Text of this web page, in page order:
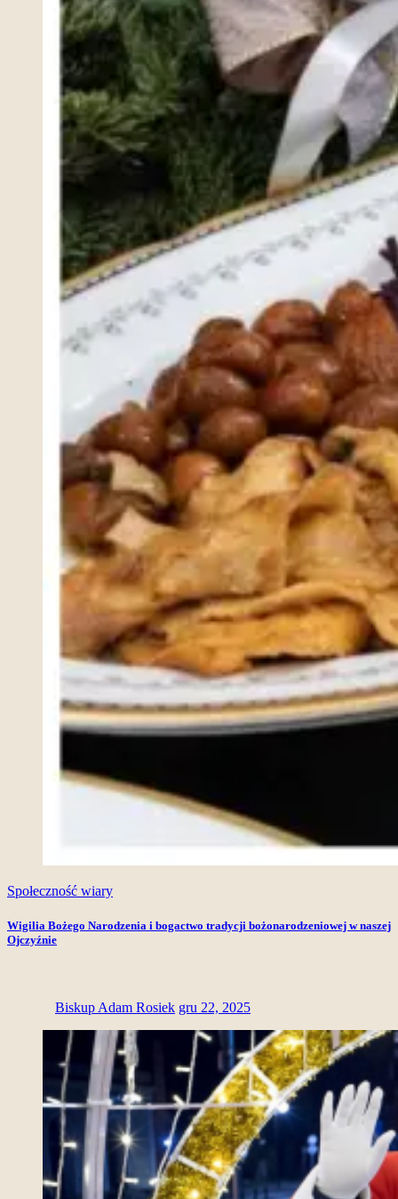
Społeczność wiary
Wigilia Bożego Narodzenia i bogactwo tradycji bożonarodzeniowej w naszej
Ojczyźnie
Biskup Adam Rosiek gru 22, 2025